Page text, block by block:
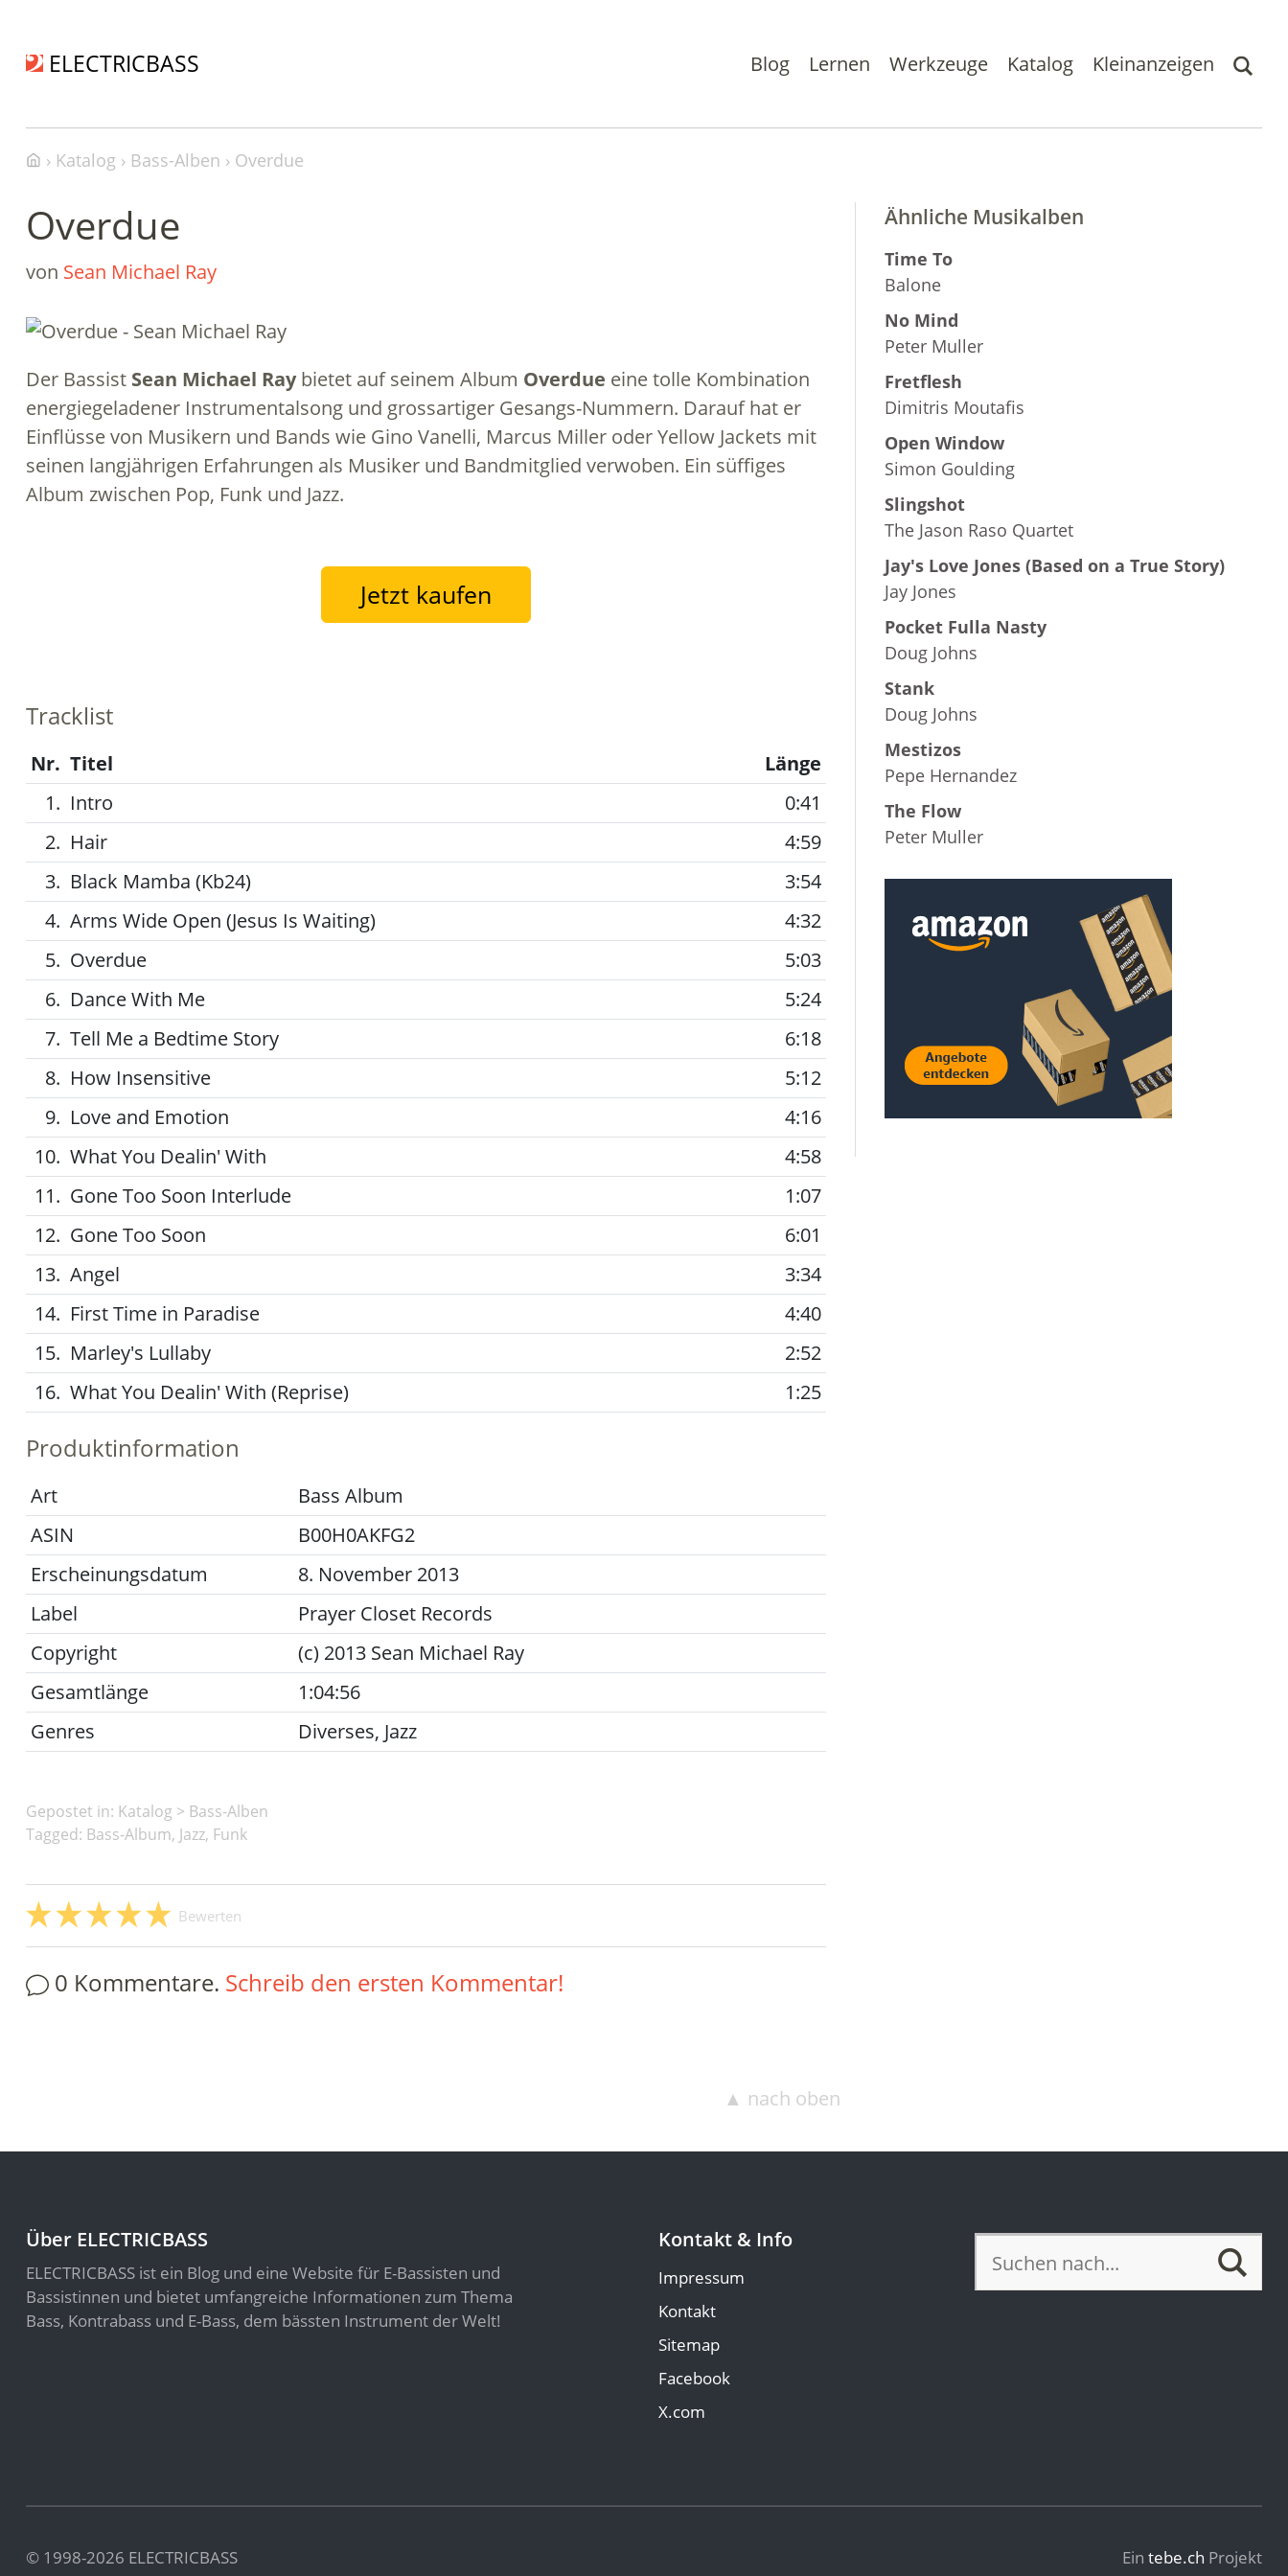
ELECTRICBASS Blog Lernen Werkzeuge Katalog Kleinanzeigen
Katalog Bass-Alben Overdue
Overdue
von Sean Michael Ray
Der Bassist Sean Michael Raybietet auf seinem Album Overdue eine tolle Kombination
energiegeladener Instrumentalsong und grossartiger Gesangs-Nummern. Darauf hat er
Einflüsse von Musikern und Bands wie Gino Vanelli, Marcus Miller oder Yellow Jackets mit
seinen langjährigen Erfahrungen als Musiker und Bandmitglied verwoben. Ein süffiges
Album zwischen Pop, Funk und Jazz.
Jetzt kaufen
Tracklist
Nr. Titel
Länge
1. Intro
0:41
2. Hair
4:59
3. Black Mamba (Kb24)
3:54
4. Arms Wide Open (Jesus Is Waiting)
4:32
5. Overdue
5:03
6. Dance With Me
5:24
7. Tell Me a Bedtime Story
6:18
8. How Insensitive
5:12
9. Love and Emotion
4:16
10. What You Dealin' With
4:58
11. Gone Too Soon Interlude
1:07
12. Gone Too Soon
6:01
13. Angel
3:34
14. First Time in Paradise
4:40
15. Marley's Lullaby
2:52
16. What You Dealin' With (Reprise) 1:25
Produktinformation
Art
Bass Album
ASIN
B00H0AKFG2
Erscheinungsdatum
8. November 2013
Label
Prayer Closet Records
Copyright
(c) 2013 Sean Michael Ray
Gesamtlänge
1:04:56
Genres
Diverses, Jazz
Gepostet in: Katalog > Bass-Alben
Tagged: Bass-Album, Jazz, Funk
Bewerten
0 Kommentare. Schreib den ersten Kommentar!
Ähnliche Musikalben
Time To
Balone
No Mind
Peter Muller
Fretflesh
Dimitris Moutafis
Open Window
Simon Goulding
Slingshot
The Jason Raso Quartet
Jay's Love Jones (Based on a True Story)
Jay Jones
Pocket Fulla Nasty
Doug Johns
Stank
Doug Johns
Mestizos
Pepe Hernandez
The Flow
Peter Muller
▲ nach oben
Über ELECTRICBASS
ELECTRICBASS ist ein Blog und eine Website für E-Bassisten und
Bassistinnen und bietet umfangreiche Informationen zum Thema
Bass, Kontrabass und E-Bass, dem bässten Instrument der Welt!
Kontakt & Info
Impressum
Kontakt
Sitemap
Facebook
X.com
© 1998-2026 ELECTRICBASS Ein tebe.ch Projekt